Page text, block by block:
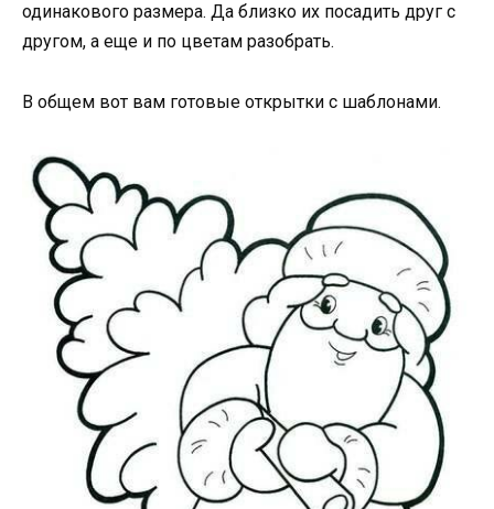
одинакового размера. Да близко их посадить друг с
другом, а еще и по цветам разобрать.
В общем вот вам готовые открытки с шаблонами.